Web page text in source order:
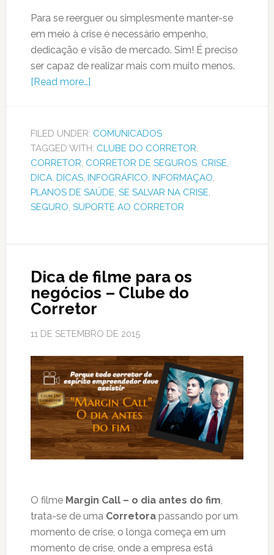
Para se reerguer ou simplesmente manter-se
em meio à crise é necessário empenho,
dedicação e visão de mercado. Sim! É preciso
ser capaz de realizar mais com muito menos.
[Read more…]
FILED UNDER: COMUNICADOS
TAGGED WITH: CLUBE DO CORRETOR,
CORRETOR, CORRETOR DE SEGUROS, CRISE,
DICA, DICAS, INFOGRÁFICO, INFORMAÇAO,
PLANOS DE SAÚDE, SE SALVAR NA CRISE,
SEGURO, SUPORTE AO CORRETOR
Dica de filme para os
negócios – Clube do
Corretor
11 DE SETEMBRO DE 2015
O filme Margin Call – o dia antes do fim,
trata-se de uma Corretorapassando por um
momento de crise, o longa começa em um
momento de crise, onde a empresa está